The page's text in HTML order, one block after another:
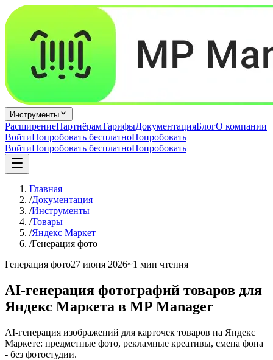
Инструменты
РасширениеПартнёрамТарифыДокументацияБлогО компании
ВойтиПопробовать бесплатноПопробовать
ВойтиПопробовать бесплатноПопробовать
Главная
/Документация
/Инструменты
/Товары
/Яндекс Маркет
/Генерация фото
Генерация фото27 июня 2026~1 мин чтения
AI-генерация фотографий товаров для
Яндекс Маркета в MP Manager
AI-генерация изображений для карточек товаров на Яндекс
Маркете: предметные фото, рекламные креативы, смена фона
- без фотостудии.